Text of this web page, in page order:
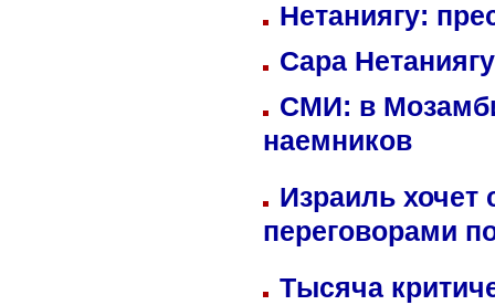
Нетаниягу:
Сара
СМИ: в
наемников
Израиль хочет
переговорами
Тысяча